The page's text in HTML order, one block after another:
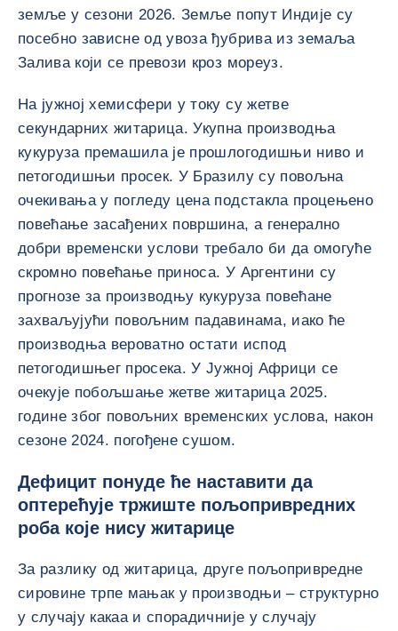
земље у сезони 2026. Земље попут Индије су
посебно зависне од увоза ђубрива из земаља
Залива који се превози кроз мореуз.
На јужној хемисфери у току су жетве
секундарних житарица. Укупна производња
кукуруза премашила је прошлогодишњи ниво и
петогодишњи просек. У Бразилу су повољна
очекивања у погледу цена подстакла процењено
повећање засађених површина, а генерално
добри временски услови требало би да омогуће
скромно повећање приноса. У Аргентини су
прогнозе за производњу кукуруза повећане
захваљујући повољним падавинама, иако ће
производња вероватно остати испод
петогодишњег просека. У Јужној Африци се
очекује побољшање жетве житарица 2025.
године због повољних временских услова, након
сезоне 2024. погођене сушом.
Дефицит понуде ће наставити да
оптерећује тржиште пољопривредних
роба које нису житарице
За разлику од житарица, друге пољопривредне
сировине трпе мањак у производњи – структурно
у случају какаа и спорадичније у случају